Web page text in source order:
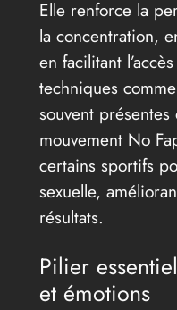
Elle renforce la
la concentration,
en facilitant
techniques
souvent
mouvement No
certains sportifs
sexuelle,
résultats.
Pilier
et émotions